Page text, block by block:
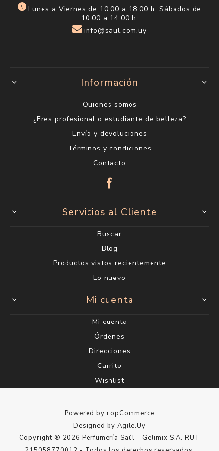
Lunes a Viernes de 10:00 a 18:00 h. Sábados de
10:00 a 14:00 h.
info@saul.com.uy
Información
Quienes somos
¿Eres profesional o estudiante de belleza?
Envío y devoluciones
Términos y condiciones
Contacto
Servicios al Cliente
Buscar
Blog
Productos vistos recientemente
Lo nuevo
Mi cuenta
Mi cuenta
Órdenes
Direcciones
Carrito
Wishlist
Powered by nopCommerce
Designed by Agile.Uy
Copyright ® 2026 Perfumería Saúl - Gelimix S.A. RUT